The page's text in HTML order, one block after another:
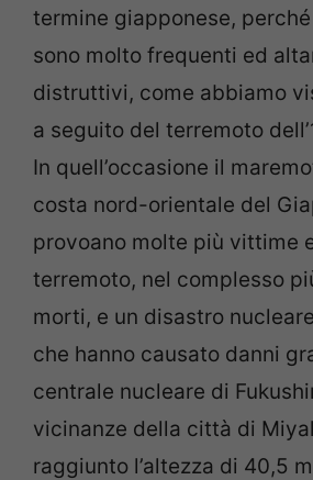
termine giapponese,
sono molto frequenti ed
distruttivi, come abbiamo
a seguito del terremoto
In quell’occasione il
costa nord-orientale del
provoano molte più vittime
terremoto, nel complesso
morti, e un disastro
che hanno causato danni
centrale nucleare di
vicinanze della città di
raggiunto l’altezza di 40,5